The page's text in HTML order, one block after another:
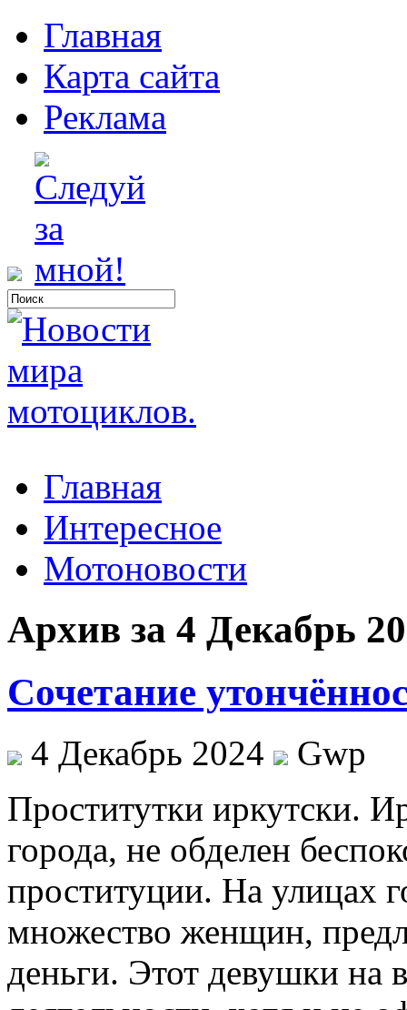
Главная
Карта сайта
Реклама
Главная
Интересное
Мотоновости
Архив за 4 Декабрь
Сочетание
4 Декабрь 2024
Gwp
Прoститутки иркутски.
города, не обделен
проституции. На улицах
множество женщин,
деньги. Этот девушки на